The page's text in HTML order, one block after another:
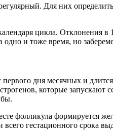
Для них
цикла. Отклонения
и тоже время, но
дня месячных и
которые
фолликула формируется
гестационного срока